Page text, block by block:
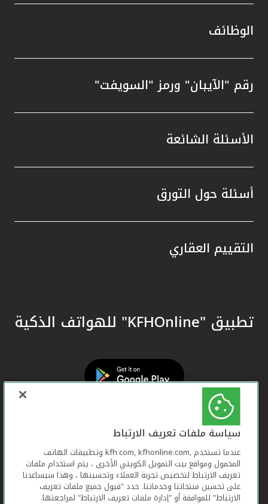
الوظائف
رقم "الآيبان" ورمز "السويفت"
الأسئلة الشائعة
أسئلة حول التورق
التقييم العقاري
تطبيق "KFHOnline" للهواتف الذكية
سياسة ملفات تعريف الارتباط
عندما تستخدم ,kfh.com, kfhonline.com وتطبيقات الهاتف
المحمول ومواقع بيت التمويل الكويتي الأخرى ، يتم استخدام ملفات
تعريف الارتباط لتخصيص تجربة العملاء وتحسينها ، وهذا سيساعدنا
على تحسين منتجاتنا وخدماتنا. حدد "قبول جميع ملفات تعريف
الارتباط" للموافقة أو "إدارة ملفات تعريف الارتباط" لمراجعتها.